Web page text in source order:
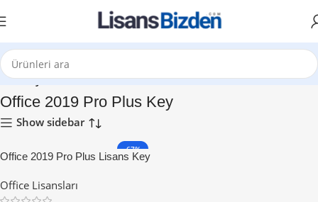
Ana Sayfa
Office 2019 Pro Plus Key
Show sidebar
-67%
Office 2019 Pro Plus Lisans Key
Office Lisansları